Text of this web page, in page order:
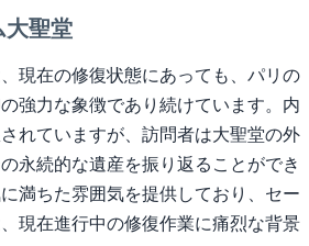
大聖堂
現在の修復状態にあっても、パリの
強力な象徴であり続けています。内
れていますが、訪問者は大聖堂の外
永続的な遺産を振り返ることができ
満ちた雰囲気を提供しており、セー
現在進行中の修復作業に痛烈な背景